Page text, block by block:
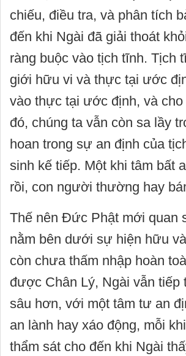
chiếu, điều tra, và phân tích
đến khi Ngài đã giải thoát
ràng buộc vào tịch tĩnh. Tịch
giới hữu vi và thực tại ước
vào thực tại ước định, và
đó, chúng ta vẫn còn sa lầy
hoan trong sự an định của
sinh kế tiếp. Một khi tâm bất
rồi, con người thường hay
Thế nên Đức Phật mới quan
nằm bên dưới sự hiện hữu
còn chưa thấm nhập hoàn
được Chân Lý, Ngài vẫn tiếp
sâu hơn, với một tâm tư an
an lành hay xáo động, mỗi
thẩm sát cho đến khi Ngài